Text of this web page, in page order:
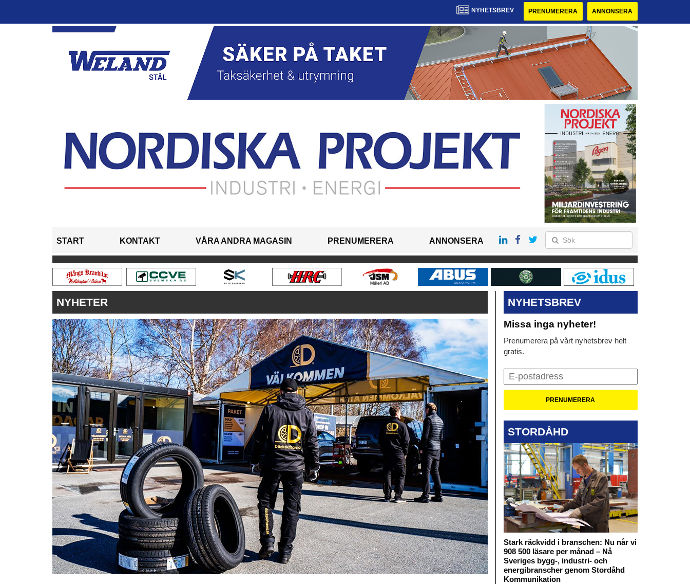
NYHETSBREV PRENUMERERA ANNONSERA
START KONTAKT VÅRA ANDRA MAGASIN PRENUMERERA ANNONSERA
NYHETER NYHETSBREV
Missa inga nyheter!
Prenumerera på vårt nyhetsbrev helt
gratis.
STORDÅHD
Stark räckvidd i branschen: Nu når vi
908 500 läsare per månad – Nå
Sveriges bygg-, industri- och
energibranscher genom Stordåhd
Kommunikation